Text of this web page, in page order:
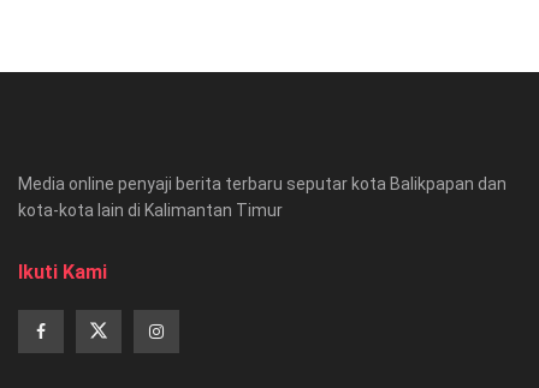
Media online penyaji berita terbaru seputar kota Balikpapan dan
kota-kota lain di Kalimantan Timur
Ikuti Kami